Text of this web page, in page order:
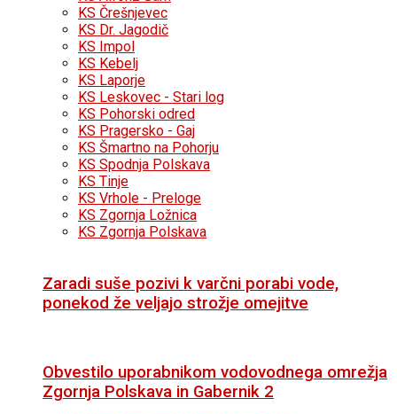
KS Črešnjevec
KS Dr. Jagodič
KS Impol
KS Kebelj
KS Laporje
KS Leskovec - Stari log
KS Pohorski odred
KS Pragersko - Gaj
KS Šmartno na Pohorju
KS Spodnja Polskava
KS Tinje
KS Vrhole - Preloge
KS Zgornja Ložnica
KS Zgornja Polskava
Zaradi suše pozivi k varčni porabi vode,
ponekod že veljajo strožje omejitve
Obvestilo uporabnikom vodovodnega omrežja
Zgornja Polskava in Gabernik 2